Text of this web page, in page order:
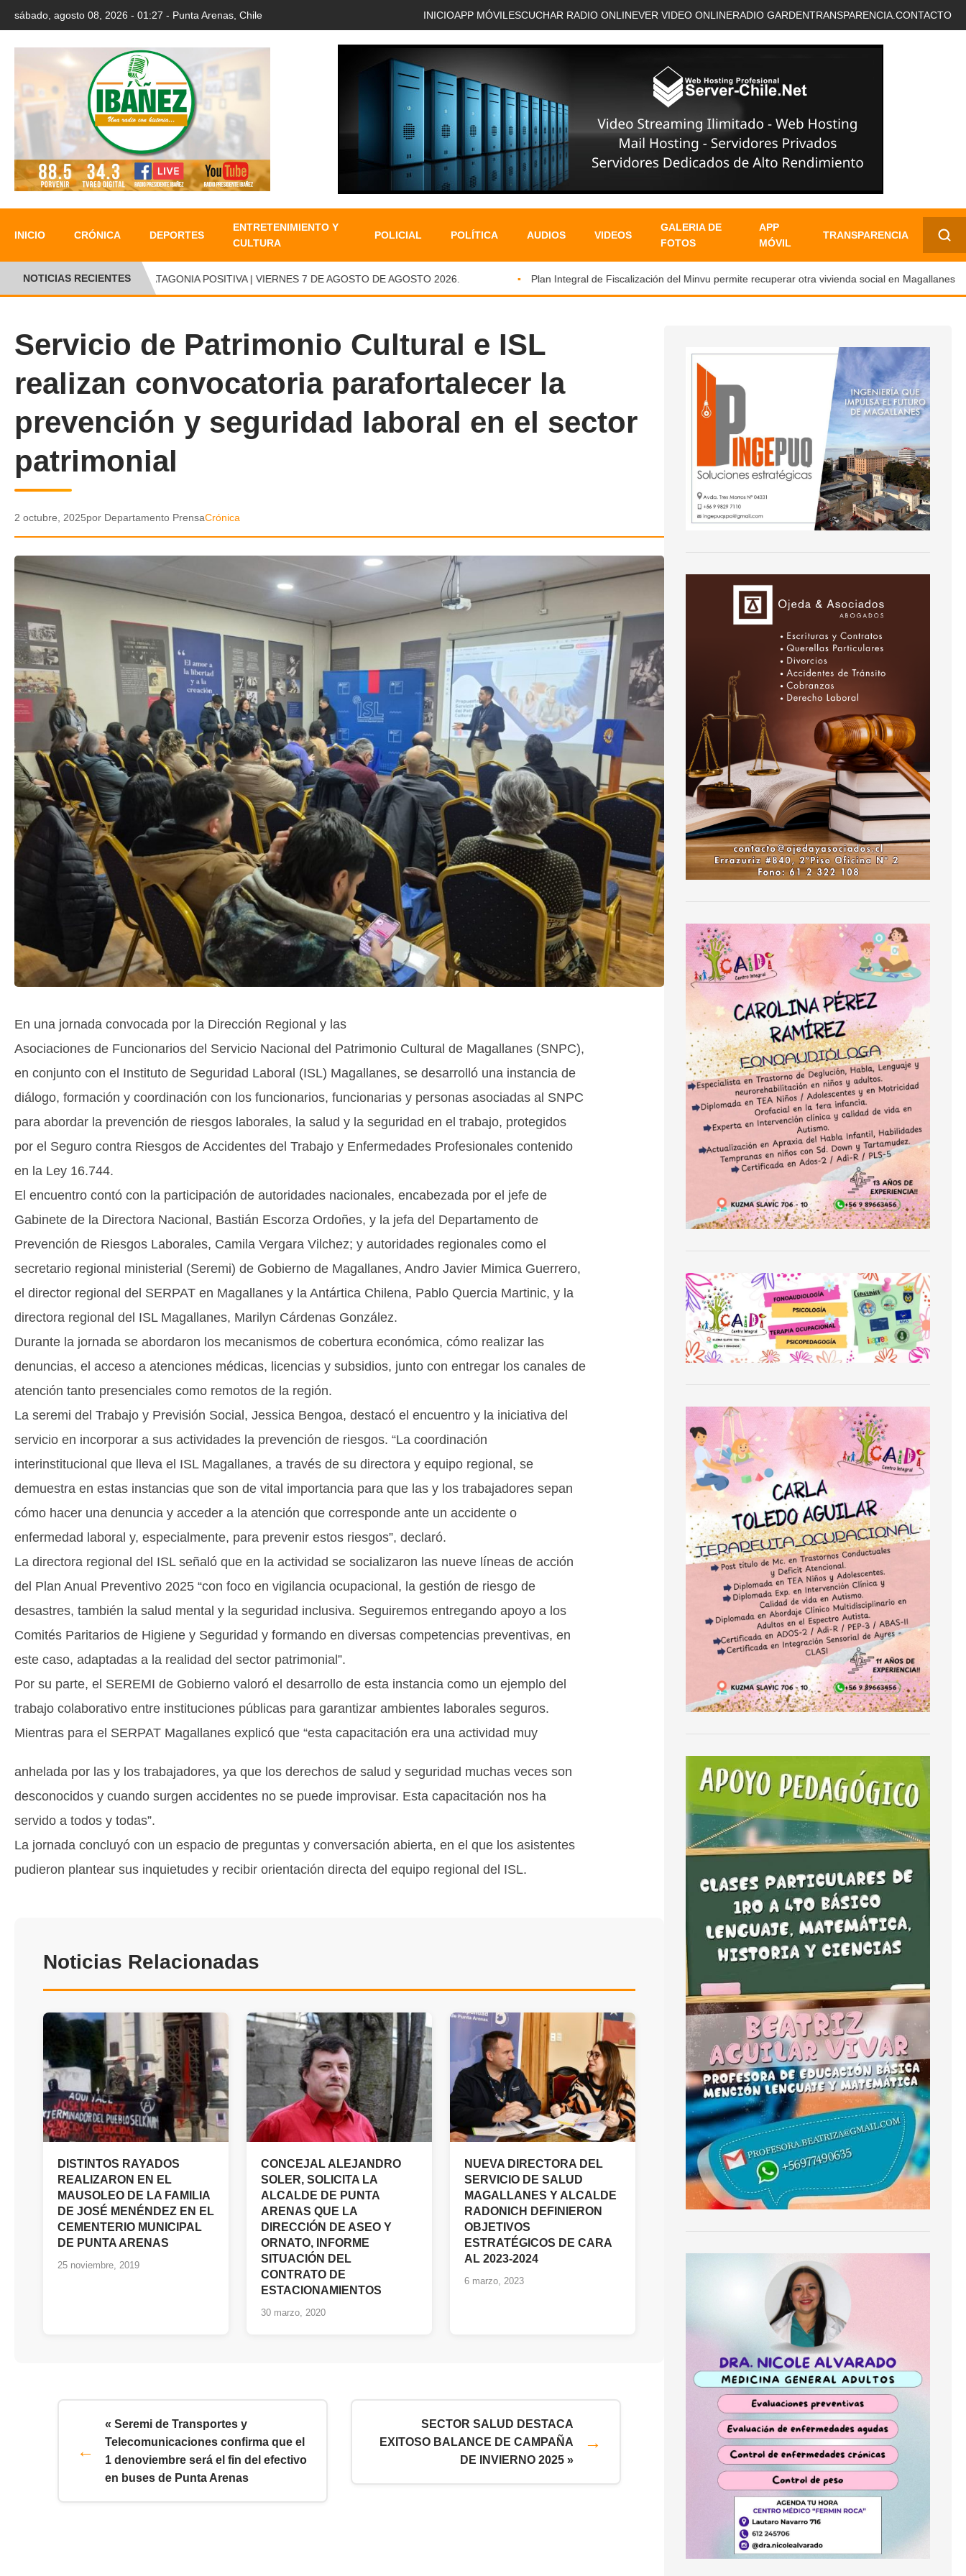
sábado, agosto 08, 2026 - 01:27 - Punta Arenas, Chile INICIOAPP MÓVIL ESCUCHAR RADIO ONLINEVER VIDEO ONLINERADIO GARDENTRANSPARENCIA. CONTACTO
INICIO CRÓNICA DEPORTES
ENTRETENIMIENTO Y
CULTURA
POLICIAL POLÍTICA AUDIOS VIDEOS
GALERIA DE
FOTOS
APP
MÓVIL
TRANSPARENCIA
✕
NOTICIAS RECIENTESPATAGONIA POSITIVA | VIERNES 7 DE AGOSTO DE AGOSTO 2026. Plan Integral de Fiscalización del Minvu permite recuperar otra vivienda social en Magallanes
Servicio de Patrimonio Cultural e ISL
realizan convocatoria parafortalecer la
prevención y seguridad laboral en el sector
patrimonial
2 octubre, 2025por Departamento PrensaCrónica
En una jornada convocada por la Dirección Regional y las
Asociaciones de Funcionarios del Servicio Nacional del Patrimonio Cultural de Magallanes (SNPC),
en conjunto con el Instituto de Seguridad Laboral (ISL) Magallanes, se desarrolló una instancia de
diálogo, formación y coordinación con los funcionarios, funcionarias y personas asociadas al SNPC
para abordar la prevención de riesgos laborales, la salud y la seguridad en el trabajo, protegidos
por el Seguro contra Riesgos de Accidentes del Trabajo y Enfermedades Profesionales contenido
en la Ley 16.744.
El encuentro contó con la participación de autoridades nacionales, encabezada por el jefe de
Gabinete de la Directora Nacional, Bastián Escorza Ordoñes, y la jefa del Departamento de
Prevención de Riesgos Laborales, Camila Vergara Vilchez; y autoridades regionales como el
secretario regional ministerial (Seremi) de Gobierno de Magallanes, Andro Javier Mimica Guerrero,
el director regional del SERPAT en Magallanes y la Antártica Chilena, Pablo Quercia Martinic, y la
directora regional del ISL Magallanes, Marilyn Cárdenas González.
Durante la jornada se abordaron los mecanismos de cobertura económica, cómo realizar las
denuncias, el acceso a atenciones médicas, licencias y subsidios, junto con entregar los canales de
atención tanto presenciales como remotos de la región.
La seremi del Trabajo y Previsión Social, Jessica Bengoa, destacó el encuentro y la iniciativa del
servicio en incorporar a sus actividades la prevención de riesgos. “La coordinación
interinstitucional que lleva el ISL Magallanes, a través de su directora y equipo regional, se
demuestra en estas instancias que son de vital importancia para que las y los trabajadores sepan
cómo hacer una denuncia y acceder a la atención que corresponde ante un accidente o
enfermedad laboral y, especialmente, para prevenir estos riesgos”, declaró.
La directora regional del ISL señaló que en la actividad se socializaron las nueve líneas de acción
del Plan Anual Preventivo 2025 “con foco en vigilancia ocupacional, la gestión de riesgo de
desastres, también la salud mental y la seguridad inclusiva. Seguiremos entregando apoyo a los
Comités Paritarios de Higiene y Seguridad y formando en diversas competencias preventivas, en
este caso, adaptadas a la realidad del sector patrimonial”.
Por su parte, el SEREMI de Gobierno valoró el desarrollo de esta instancia como un ejemplo del
trabajo colaborativo entre instituciones públicas para garantizar ambientes laborales seguros.
Mientras para el SERPAT Magallanes explicó que “esta capacitación era una actividad muy
anhelada por las y los trabajadores, ya que los derechos de salud y seguridad muchas veces son
desconocidos y cuando surgen accidentes no se puede improvisar. Esta capacitación nos ha
servido a todos y todas”.
La jornada concluyó con un espacio de preguntas y conversación abierta, en el que los asistentes
pudieron plantear sus inquietudes y recibir orientación directa del equipo regional del ISL.
Noticias Relacionadas
DISTINTOS RAYADOS
REALIZARON EN EL
MAUSOLEO DE LA FAMILIA
DE JOSÉ MENÉNDEZ EN EL
CEMENTERIO MUNICIPAL
DE PUNTA ARENAS
25 noviembre, 2019
CONCEJAL ALEJANDRO
SOLER, SOLICITA LA
ALCALDE DE PUNTA
ARENAS QUE LA
DIRECCIÓN DE ASEO Y
ORNATO, INFORME
SITUACIÓN DEL
CONTRATO DE
ESTACIONAMIENTOS
30 marzo, 2020
NUEVA DIRECTORA DEL
SERVICIO DE SALUD
MAGALLANES Y ALCALDE
RADONICH DEFINIERON
OBJETIVOS
ESTRATÉGICOS DE CARA
AL 2023-2024
6 marzo, 2023
« Seremi de Transportes y
Telecomunicaciones confirma que el
1 denoviembre será el fin del efectivo
en buses de Punta Arenas
SECTOR SALUD DESTACA
EXITOSO BALANCE DE CAMPAÑA
DE INVIERNO 2025 »